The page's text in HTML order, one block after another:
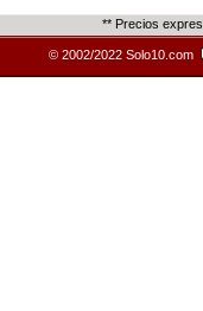
** Precios
© 2002/2022 Solo10.com